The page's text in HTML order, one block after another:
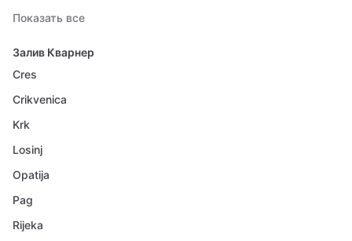
Показать все
Залив Кварнер
Cres
Crikvenica
Krk
Losinj
Opatija
Pag
Rijeka